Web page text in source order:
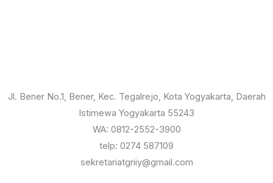
Jl. Bener No.1, Bener, Kec. Tegalrejo, Kota Yogyakarta, Daerah
Istimewa Yogyakarta 55243
WA: 0812-2552-3900
telp: 0274 587109
sekretariatgriiy@gmail.com